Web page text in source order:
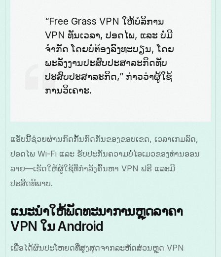
“Free Grass VPN ໃຫ້ບໍລິການ
VPN ທັນເວລາ, ປອດໄພ, ແລະ ບໍ່ມີ
ຈຳກັດ ໂດຍບໍ່ຕ້ອງລົງທະບຽນ, ໂດຍ
ພະລັງງານປະສົບປະສາລະກິດທັບ
ປະສົບປະສາລະກິດ,” ກ່າວວ່າຜູ້ໃຊ້
ການວິເຄາະ.
ແອັບນີ້ຊ່ວຍຜ່ານກົດກັ້ນກົດກັນຂອງຂອບເຂດ, ເວລາເກມລົດ,
ປອດໄພ Wi-Fi ແລະ ຮັບປະກັນຄວາມບໍ່ໄອເມວຂອງທ່ານອອນ
ລາຍ—ເຮັດໃຫ້ຜູ້ໃຊ້ທີ່ກຳລັງຄົ້ນຫາ VPN ຟຣີ ແລະມີ
ປະສິດທິພາບ.
ແນະນຳໃຫ້ພັດທະນາການຫຼຸດລາຄາ
VPN ໃນ Android
ເພື່ອໄດ້ຜົນປະໂຫຍດທີ່ສູງສຸດຈາກລະຫັດສ່ວນຫຼຸດ VPN